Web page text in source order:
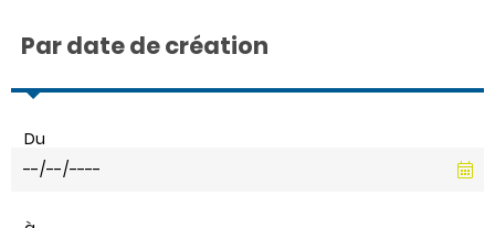
Par date de création
Du